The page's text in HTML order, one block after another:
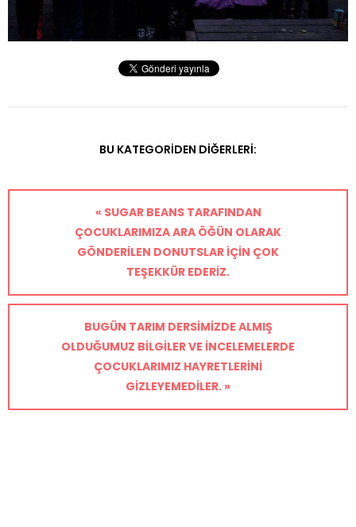
BU KATEGORIDEN DIĞERLERI:
« SUGAR BEANS TARAFINDAN
ÇOCUKLARIMIZA ARA ÖĞÜN OLARAK
GÖNDERILEN DONUTSLAR IÇIN ÇOK
TEŞEKKÜR EDERIZ.
BUGÜN TARIM DERSIMIZDE ALMIŞ
OLDUĞUMUZ BILGILER VE INCELEMELERDE
ÇOCUKLARIMIZ HAYRETLERINI
GIZLEYEMEDILER. »